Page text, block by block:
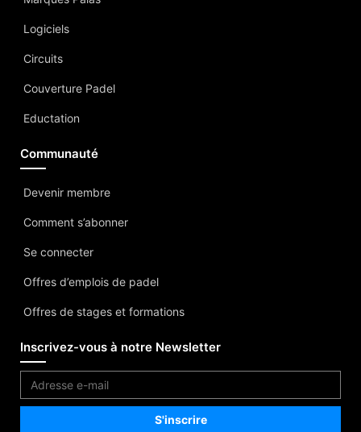
Logiciels
Circuits
Couverture Padel
Eductation
Communauté
Devenir membre
Comment s’abonner
Se connecter
Offres d’emplois de padel
Offres de stages et formations
Inscrivez-vous à notre Newsletter